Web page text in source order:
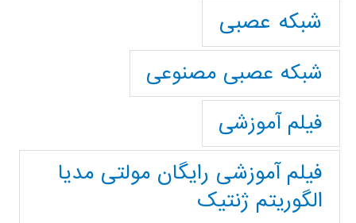
شبکه عصبی
شبکه عصبی مصنوعی
فیلم آموزشی
فیلم آموزشی رایگان مولتی مدیا
الگوریتم ژنتیک